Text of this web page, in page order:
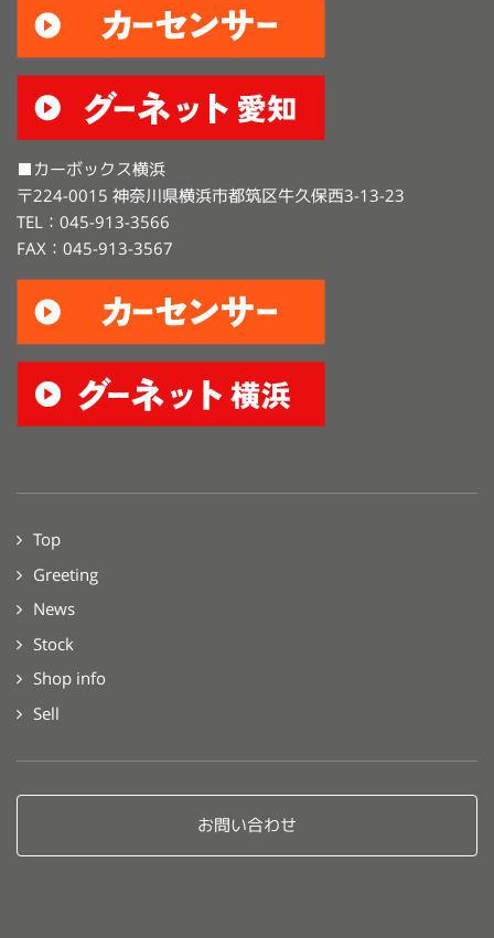
■カーボックス横浜
〒224-0015 神奈川県横浜市都筑区牛久保西3-13-23
TEL：045-913-3566
FAX：045-913-3567
Top
Greeting
News
Stock
Shop info
Sell
お問い合わせ